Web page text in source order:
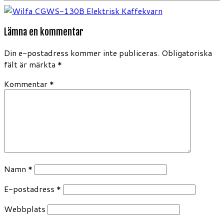
Lämna en kommentar
Din e-postadress kommer inte publiceras. Obligatoriska
fält är märkta *
Kommentar *
Namn *
E-postadress *
Webbplats